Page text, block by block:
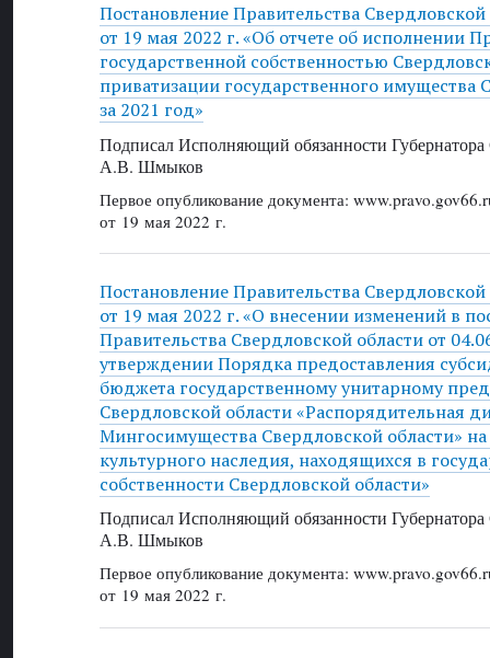
Постановление Правительства
от 19 мая 2022 г. «Об отчете об исполнении
государственной собственностью
приватизации государственного имущества
за 2021 год»
Подписал Исполняющий обязанности Губернатора
А.В. Шмыков
Первое опубликование документа:
от 19 мая 2022 г.
Постановление Правительства
от 19 мая 2022 г. «О внесении изменений в
Правительства Свердловской области от
утверждении Порядка предоставления
бюджета государственному унитарному
Свердловской области «Распорядительная
Мингосимущества Свердловской области»
культурного наследия, находящихся в
собственности Свердловской области»
Подписал Исполняющий обязанности Губернатора
А.В. Шмыков
Первое опубликование документа:
от 19 мая 2022 г.